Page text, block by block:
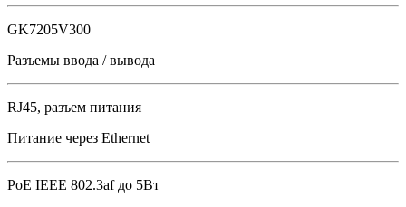
GK7205V300
Разъемы ввода / вывода
RJ45, разъем питания
Питание через Ethernet
PoE IEEE 802.3af до 5Вт